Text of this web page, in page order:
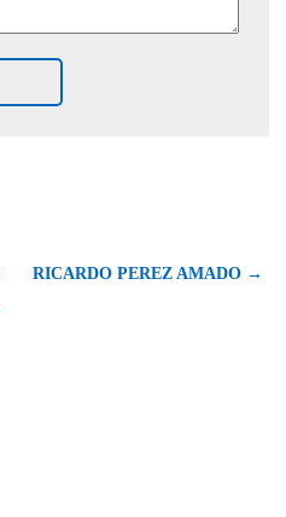
RICARDO PEREZ AMADO →